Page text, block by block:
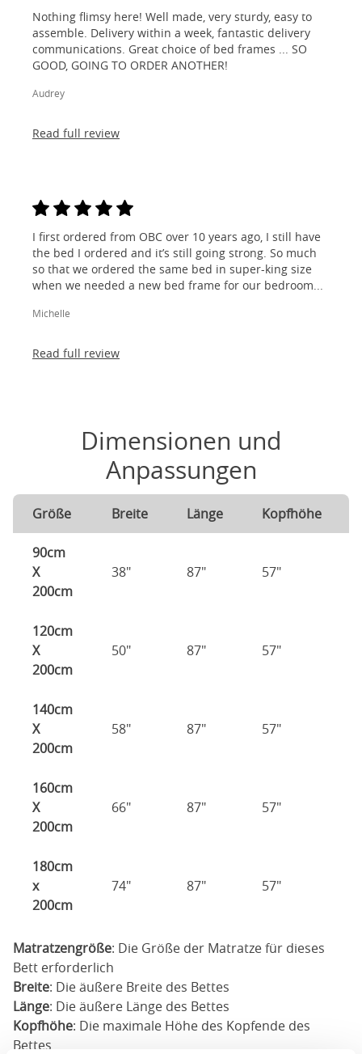
Nothing flimsy here! Well made, very sturdy, easy to
assemble. Delivery within a week, fantastic delivery
communications. Great choice of bed frames ... SO
GOOD, GOING TO ORDER ANOTHER!
Audrey
Read full review
I first ordered from OBC over 10 years ago, I still have
the bed I ordered and it’s still going strong. So much
so that we ordered the same bed in super-king size
when we needed a new bed frame for our bedroom...
Michelle
Read full review
Dimensionen und
Anpassungen
Größe Breite Länge Kopfhöhe
90cm
X
200cm
38" 87" 57"
120cm
X
200cm
50" 87" 57"
140cm
X
200cm
58" 87" 57"
160cm
X
200cm
66" 87" 57"
180cm
x
200cm
74" 87" 57"
Matratzengröße: Die Größe der Matratze für dieses
Bett erforderlich
Breite: Die äußere Breite des Bettes
Länge: Die äußere Länge des Bettes
Kopfhöhe: Die maximale Höhe des Kopfende des
Bettes